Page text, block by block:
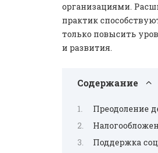
организациями.
практик
только повысить
и развития.
Содержание
Преодоление
Поддержка